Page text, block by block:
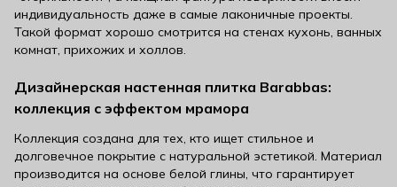
индивидуальность даже в самые лаконичные проекты.
Такой формат хорошо смотрится на стенах кухонь, ванных
комнат, прихожих и холлов.
Дизайнерская настенная плитка Barabbas:
коллекция с эффектом мрамора
Коллекция создана для тех, кто ищет стильное и
долговечное покрытие с натуральной эстетикой. Материал
производится на основе белой глины, что гарантирует